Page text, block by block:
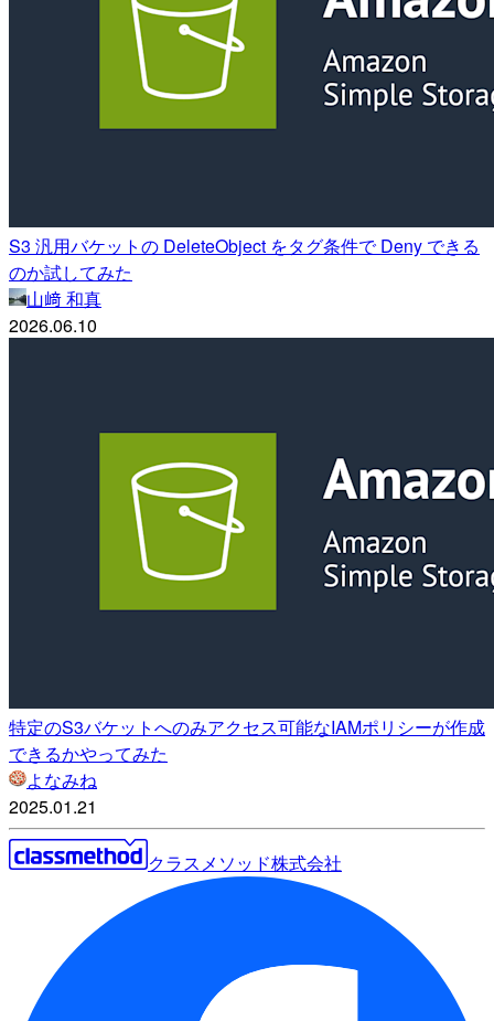
S3 汎用バケットの DeleteObject をタグ条件で Deny できる
のか試してみた
山﨑 和真
2026.06.10
特定のS3バケットへのみアクセス可能なIAMポリシーが作成
できるかやってみた
よなみね
2025.01.21
クラスメソッド株式会社